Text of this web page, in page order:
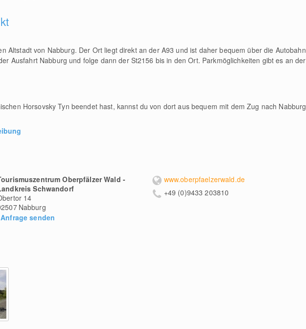
Altstadt von Nabburg. Der Ort liegt direkt an der A93 und ist daher bequem über die Autobahn
Ausfahrt Nabburg und folge dann der St2156 bis in den Ort. Parkmöglichkeiten gibt es an der
Horsovsky Tyn beendet hast, kannst du von dort aus bequem mit dem Zug nach Nabburg
Oberpfälzer Wald -
Schwandorf
14
Nabburg
Anfrage senden
www.oberpfaelzerwald.de
+49 (0)9433 203810